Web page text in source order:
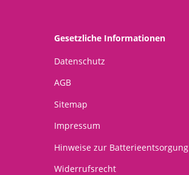
Gesetzliche Informationen
Datenschutz
AGB
Sitemap
Impressum
Hinweise zur Batterieentsorgung
Widerrufsrecht